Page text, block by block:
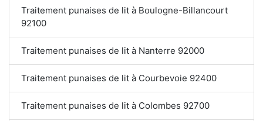
Traitement punaises de lit à Boulogne-Billancourt
92100
Traitement punaises de lit à Nanterre 92000
Traitement punaises de lit à Courbevoie 92400
Traitement punaises de lit à Colombes 92700